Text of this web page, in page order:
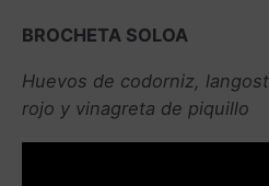
BROCHETA SOLOA
Huevos de codorniz,
rojo y vinagreta de piquillo